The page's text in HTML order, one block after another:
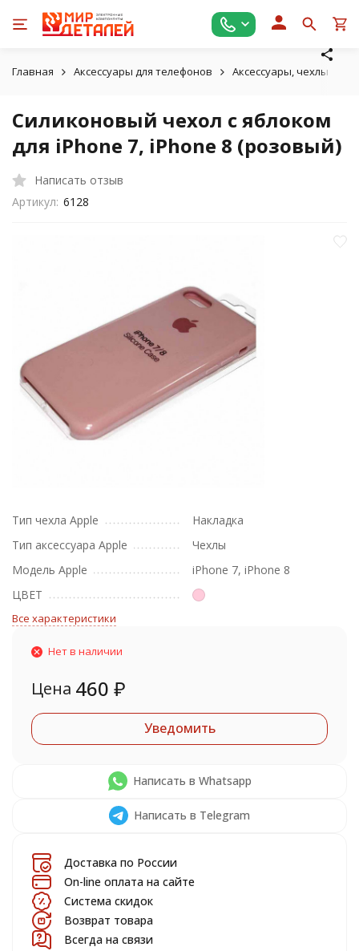
Главная Аксессуары для телефонов Аксессуары, чехлы для
Силиконовый чехол с яблоком
для iPhone 7, iPhone 8 (розовый)
Написать отзыв
Артикул: 6128
Тип чехла Apple
Накладка
Тип аксессуара Apple
Чехлы
Модель Apple
iPhone 7, iPhone 8
ЦВЕТ
Все характеристики
Нет в наличии
Цена 460 ₽
Уведомить
Написать в Whatsapp
Написать в Telegram
Доставка по России
On-line оплата на сайте
Система скидок
Возврат товара
Всегда на связи